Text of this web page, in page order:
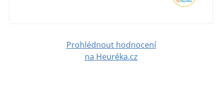
Prohlédnout hodnocení
na Heuréka.cz